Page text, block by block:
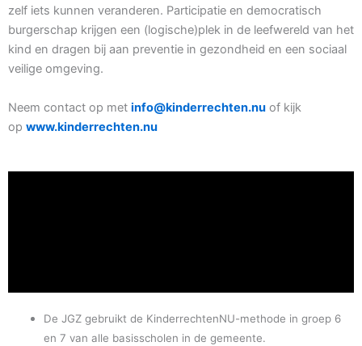
zelf iets kunnen veranderen. Participatie en democratisch
burgerschap krijgen een (logische)plek in de leefwereld van het
kind en dragen bij aan preventie in gezondheid en een sociaal
veilige omgeving.
Neem contact op met info@kinderrechten.nu of kijk
op www.kinderrechten.nu
De JGZ gebruikt de KinderrechtenNU-methode in groep 6
en 7 van alle basisscholen in de gemeente.